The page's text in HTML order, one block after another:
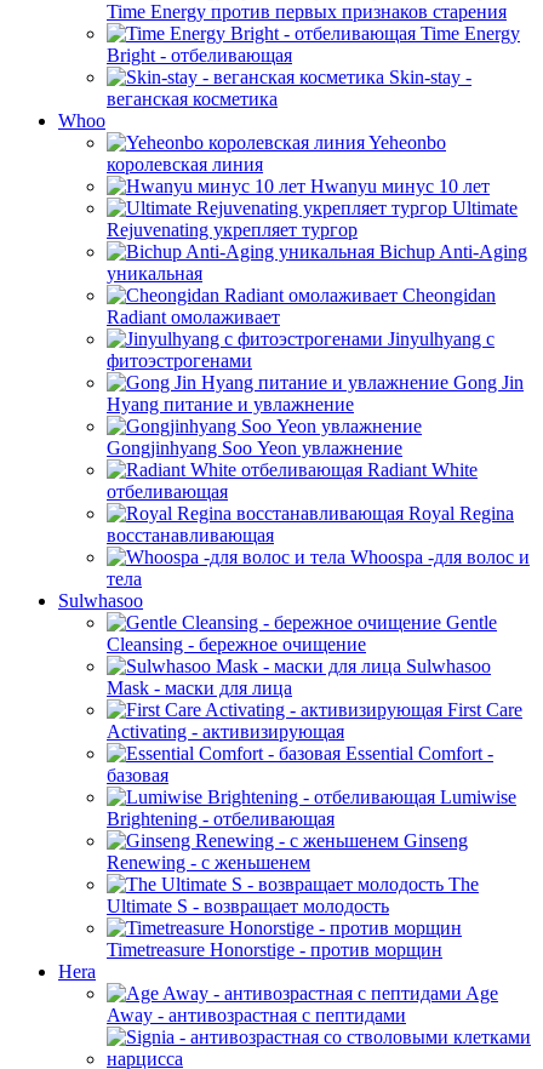
Time Energy против первых признаков старения
Time Energy
Bright - отбеливающая
Skin-stay -
веганская косметика
Whoo
Yeheonbo
королевская линия
Hwanyu минус 10 лет
Ultimate
Rejuvenating укрепляет тургор
Bichup Anti-Aging
уникальная
Cheongidan
Radiant омолаживает
Jinyulhyang с
фитоэстрогенами
Gong Jin
Hyang питание и увлажнение
Gongjinhyang Soo Yeon увлажнение
Radiant White
отбеливающая
Royal Regina
восстанавливающая
Whoospa -для волос и
тела
Sulwhasoo
Gentle
Cleansing - бережное очищение
Sulwhasoo
Mask - маски для лица
First Care
Activating - активизирующая
Essential Comfort -
базовая
Lumiwise
Brightening - отбеливающая
Ginseng
Renewing - с женьшенем
The
Ultimate S - возвращает молодость
Timetreasure Honorstige - против морщин
Hera
Age
Away - антивозрастная с пептидами